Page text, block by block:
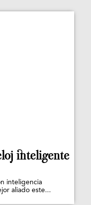
inteligente
inteligencia
aliado este...